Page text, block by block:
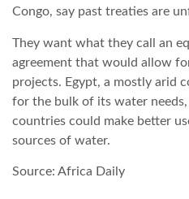
Congo, say past treaties are
They want what they call an
agreement that would allow
projects. Egypt, a mostly arid
for the bulk of its water
countries could make better
sources of water.
Source: Africa Daily